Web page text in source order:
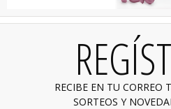
RECIBE EN TU CORREO
SORTEOS Y